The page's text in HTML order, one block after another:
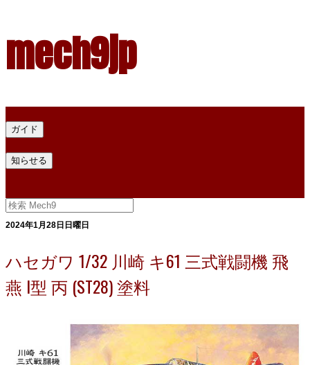
mech9jp
ガイド
知らせる
2024年1月28日日曜日
ハセガワ 1/32 川崎 キ61 三式戦闘機 飛
燕 I型 丙 (ST28) 塗料